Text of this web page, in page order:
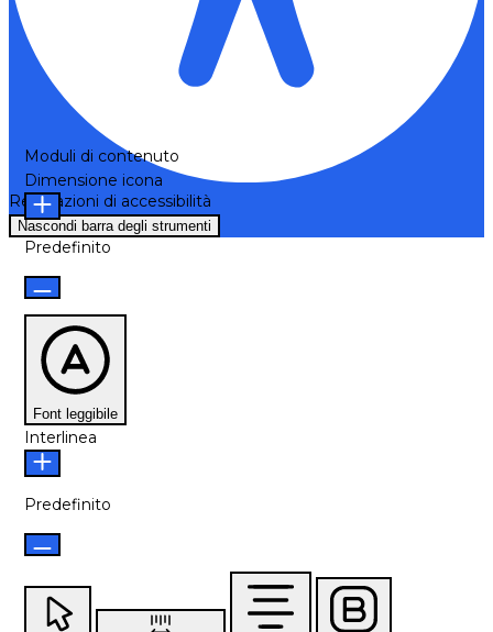
Regolazioni di accessibilità
Nascondi barra degli strumenti
Moduli di contenuto
Dimensione icona
Predefinito
Font leggibile
Interlinea
Predefinito